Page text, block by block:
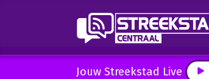
Jouw Streekstad Live